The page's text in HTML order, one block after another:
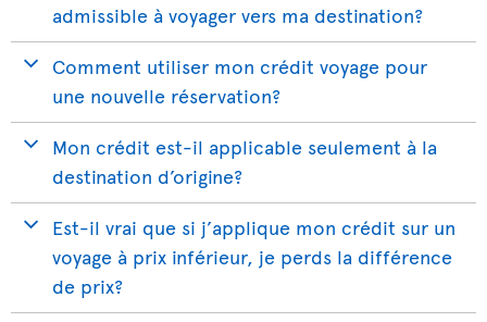
admissible à voyager vers ma destination?
Comment utiliser mon crédit voyage pour
une nouvelle réservation?
Mon crédit est-il applicable seulement à la
destination d’origine?
Est-il vrai que si j’applique mon crédit sur un
voyage à prix inférieur, je perds la différence
de prix?